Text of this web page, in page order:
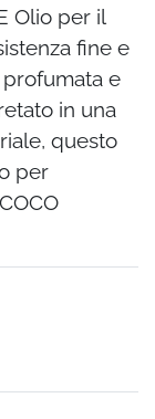
Olio per il
fine e
e
in una
questo
per